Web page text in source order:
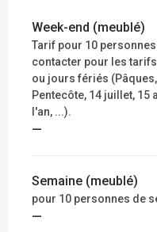
Week-end (meublé)
Tarif pour 10
contacter pour les
ou jours fériés
Pentecôte, 14 juillet, 15
l'an, ...).
—
Semaine (meublé)
pour 10 personnes de
—